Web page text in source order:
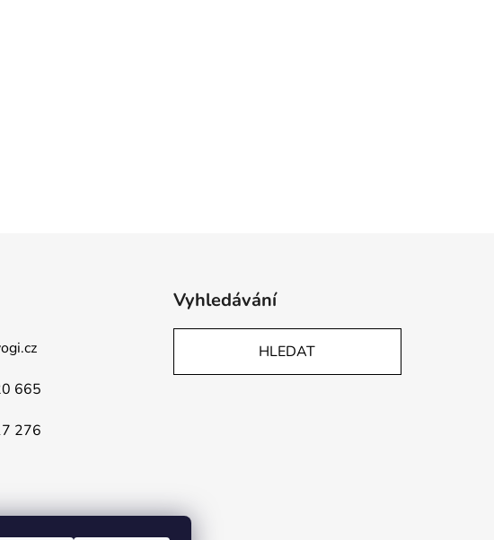
665
276
Vyhledávání
HLEDAT